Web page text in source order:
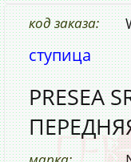
код заказа:
ступица
PRESEA